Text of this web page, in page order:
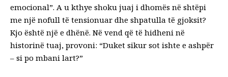
emocional”. A u kthye shoku juaj i dhomës në shtëpi
me një nofull të tensionuar dhe shpatulla të gjoksit?
Kjo është një e dhënë. Në vend që të hidheni në
historinë tuaj, provoni: “Duket sikur sot ishte e ashpër
– si po mbani lart?”